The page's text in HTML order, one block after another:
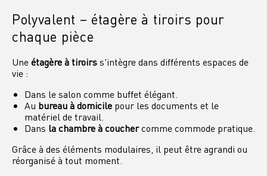
Polyvalent – étagère à tiroirs pour
chaque pièce
Uneétagère à tiroirss'intègre dans différents espaces de
vie :
Dans le salon comme buffet élégant.
Au bureau à domicile pour les documents et le
matériel de travail.
Dans la chambre à couchercomme commode pratique.
Grâce à des éléments modulaires, il peut être agrandi ou
réorganisé à tout moment.